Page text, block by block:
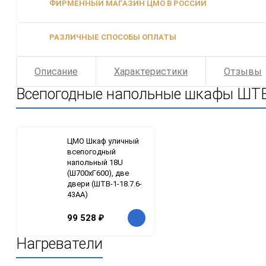
ФИРМЕННЫЙ МАГАЗИН ЦМО В РОССИИ
РАЗЛИЧНЫЕ СПОСОБЫ ОПЛАТЫ
Описание Характеристики Отзывы
Всепогодные напольные шкафы
ЦМО Шкаф уличный
всепогодный
напольный 18U
(Ш700хГ600), две
двери (ШТВ-1-18.7.6-
43АА)
99 528 ₽
Нагреватели